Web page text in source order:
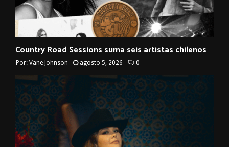
Country Road Sessions suma seis artistas chilenos
Por: Vane Johnson agosto 5, 2026 0